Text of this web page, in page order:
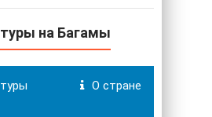
на Багамы
О стране